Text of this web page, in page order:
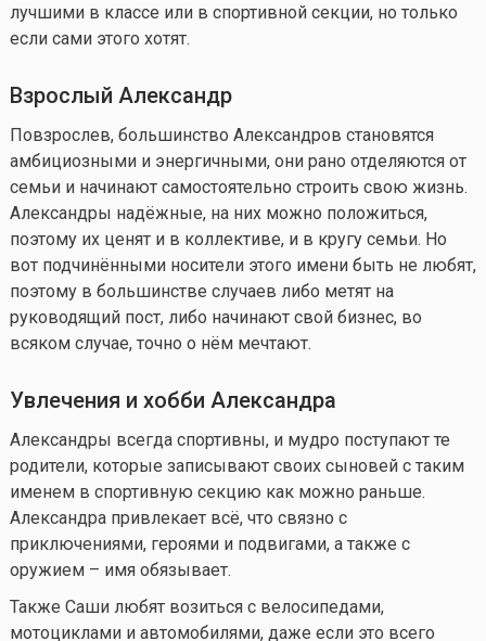
лучшими в классе или в спортивной секции, но только
если сами этого хотят.
Взрослый Александр
Повзрослев, большинство Александров становятся
амбициозными и энергичными, они рано отделяются от
семьи и начинают самостоятельно строить свою жизнь.
Александры надёжные, на них можно положиться,
поэтому их ценят и в коллективе, и в кругу семьи. Но
вот подчинёнными носители этого имени быть не любят,
поэтому в большинстве случаев либо метят на
руководящий пост, либо начинают свой бизнес, во
всяком случае, точно о нём мечтают.
Увлечения и хобби Александра
Александры всегда спортивны, и мудро поступают те
родители, которые записывают своих сыновей с таким
именем в спортивную секцию как можно раньше.
Александра привлекает всё, что связно с
приключениями, героями и подвигами, а также с
оружием – имя обязывает.
Также Саши любят возиться с велосипедами,
мотоциклами и автомобилями, даже если это всего